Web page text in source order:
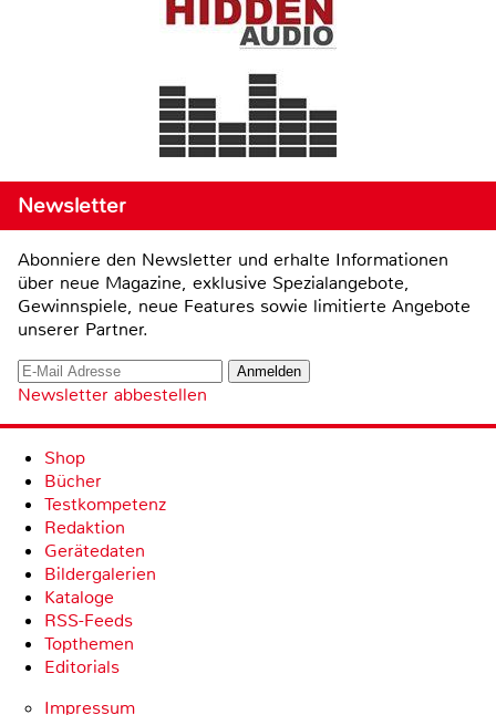
Newsletter
Abonniere den Newsletter und erhalte Informationen
über neue Magazine, exklusive Spezialangebote,
Gewinnspiele, neue Features sowie limitierte Angebote
unserer Partner.
Newsletter abbestellen
Shop
Bücher
Testkompetenz
Redaktion
Gerätedaten
Bildergalerien
Kataloge
RSS-Feeds
Topthemen
Editorials
Impressum